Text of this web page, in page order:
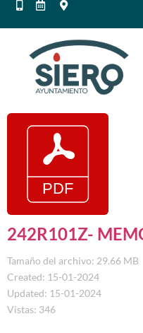
242R101Z-
Tamaño del archivo: 29.66 MB
Created: 15-01-2024
Updated: 15-01-2024
Vistas: 346